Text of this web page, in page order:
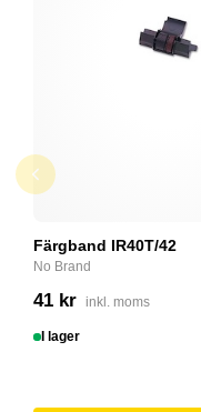
Färgband IR40T/42
No Brand
41 kr inkl. moms
I lager